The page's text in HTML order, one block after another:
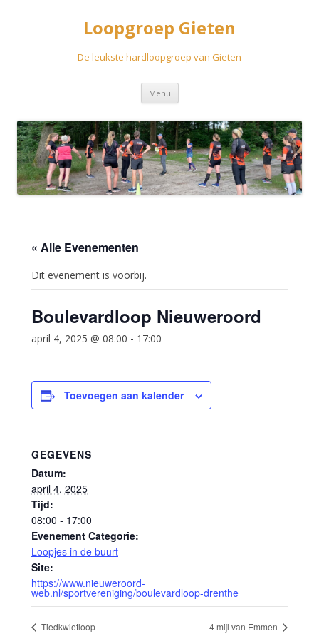
Loopgroep Gieten
De leukste hardloopgroep van Gieten
Menu Spring
inhoud
« Alle Evenementen
Dit evenement is voorbij.
Boulevardloop Nieuweroord
april 4, 2025 @ 08:00 - 17:00
Toevoegen aan kalender
GEGEVENS
Datum:
april 4, 2025
Tijd:
08:00 - 17:00
Evenement Categorie:
Loopjes in de buurt
Site:
https://www.nieuweroord-
web.nl/sportvereniging/boulevardloop-drenthe
Tiedkwietloop 4 mijl van Emmen